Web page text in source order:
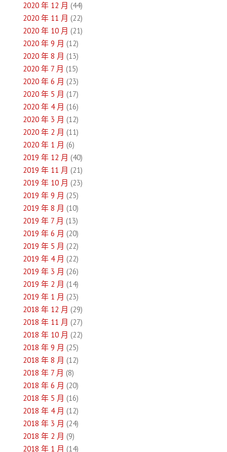
2020 年 12 月 (44)
2020 年 11 月 (22)
2020 年 10 月 (21)
2020 年 9 月 (12)
2020 年 8 月 (13)
2020 年 7 月 (15)
2020 年 6 月 (23)
2020 年 5 月 (17)
2020 年 4 月 (16)
2020 年 3 月 (12)
2020 年 2 月 (11)
2020 年 1 月 (6)
2019 年 12 月 (40)
2019 年 11 月 (21)
2019 年 10 月 (23)
2019 年 9 月 (25)
2019 年 8 月 (10)
2019 年 7 月 (13)
2019 年 6 月 (20)
2019 年 5 月 (22)
2019 年 4 月 (22)
2019 年 3 月 (26)
2019 年 2 月 (14)
2019 年 1 月 (23)
2018 年 12 月 (29)
2018 年 11 月 (27)
2018 年 10 月 (22)
2018 年 9 月 (25)
2018 年 8 月 (12)
2018 年 7 月 (8)
2018 年 6 月 (20)
2018 年 5 月 (16)
2018 年 4 月 (12)
2018 年 3 月 (24)
2018 年 2 月 (9)
2018 年 1 月 (14)